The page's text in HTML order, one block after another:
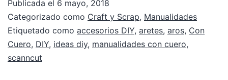
Publicada el 6 mayo, 2018
Categorizado como Craft y Scrap, Manualidades
Etiquetado como accesorios DIY, aretes, aros, Con
Cuero, DIY, ideas diy, manualidades con cuero,
scanncut